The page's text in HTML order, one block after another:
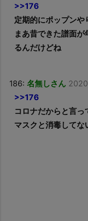
>>176
定期的にポップンや
まあ昔できた譜面
るんだけどね
186: 名無しさん
>>176
コロナだからと言
マスクと消毒してな